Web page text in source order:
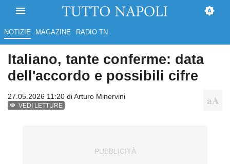
NOTIZIE MAGAZINE RADIO TN
Italiano, tante conferme: data
dell'accordo e possibili cifre
27.05.2026 11:20 diArturo Minervini
VEDI LETTURE